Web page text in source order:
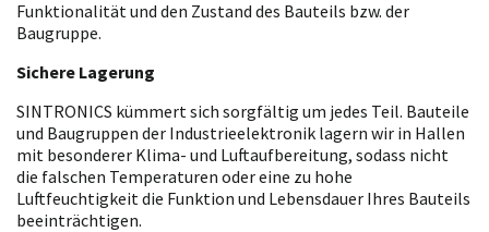
Funktionalität und den Zustand des Bauteils bzw. der
Baugruppe.
Sichere Lagerung
SINTRONICS kümmert sich sorgfältig um jedes Teil. Bauteile
und Baugruppen der Industrieelektronik lagern wir in Hallen
mit besonderer Klima- und Luftaufbereitung, sodass nicht
die falschen Temperaturen oder eine zu hohe
Luftfeuchtigkeit die Funktion und Lebensdauer Ihres Bauteils
beeinträchtigen.